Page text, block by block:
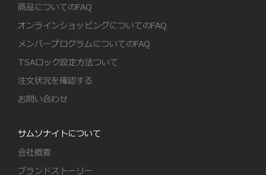
商品についてのFAQ
オンラインショッピングについてのFAQ
メンバープログラムについてのFAQ
TSAロック設定方法ついて
注文状況を確認する
お問い合わせ
サムソナイトについて
会社概要
ブランドストーリー